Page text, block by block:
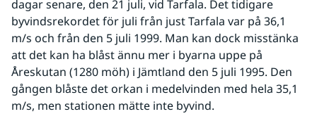
dagar senare, den 21 juli, vid Tarfala. Det tidigare
byvindsrekordet för juli från just Tarfala var på 36,1
m/s och från den 5 juli 1999. Man kan dock misstänka
att det kan ha blåst ännu mer i byarna uppe på
Åreskutan (1280 möh) i Jämtland den 5 juli 1995. Den
gången blåste det orkan i medelvinden med hela 35,1
m/s, men stationen mätte inte byvind.